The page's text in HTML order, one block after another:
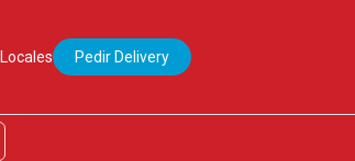
Locales Pedir Delivery